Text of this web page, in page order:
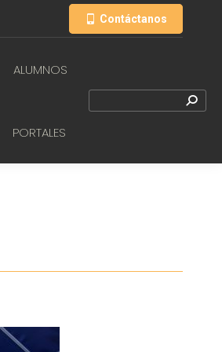
Contáctanos
ALUMNOS
PORTALES